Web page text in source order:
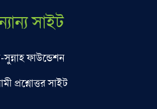
সাইট
ফাউন্ডেশন
প্রশ্নোত্তর সাইট